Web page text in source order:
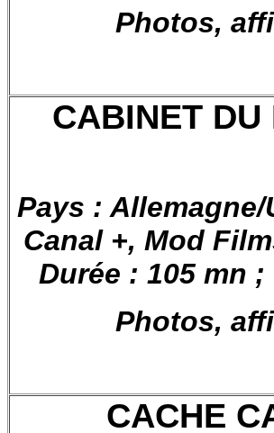
Photos,
CABINET
Pays :
Canal +, Mod
Durée : 105 mn
Photos,
CACHE